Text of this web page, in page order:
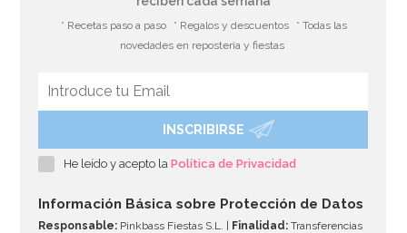
* Recetas paso a paso * Regalos y descuentos
* Todas las
novedades en repostería y fiestas
INSCRIBIRSE
He leído y acepto laPolítica de Privacidad
Información Básica sobre Protección de Datos
Responsable: Pinkbass Fiestas S.L. | Finalidad: Transferencias